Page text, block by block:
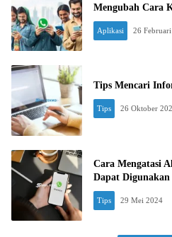
Mengubah Cara
Aplikasi 26
Tips Mencari
Tips 26 Oktober
Cara Mengatasi
Dapat Digunakan
Tips 29 Mei 2024